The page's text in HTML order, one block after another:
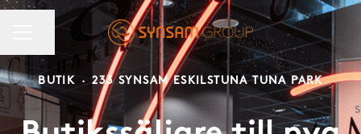
KARRIÄRMENY
Dela sidan
BUTIK · 233 SYNSAM ESKILSTUNA TUNA PARK